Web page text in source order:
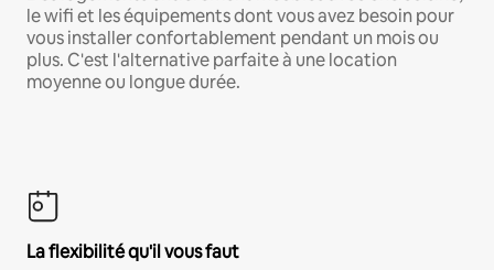
le wifi et les équipements dont vous avez besoin pour
vous installer confortablement pendant un mois ou
plus. C'est l'alternative parfaite à une location
moyenne ou longue durée.
La flexibilité qu'il vous faut